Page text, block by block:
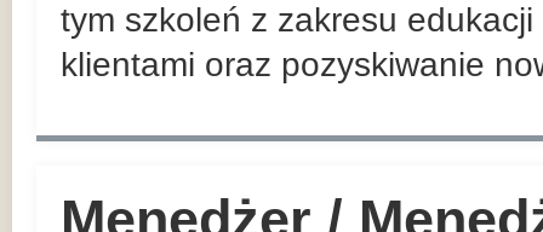
tym szkoleń z zakresu
klientami oraz pozyskiwanie
Menedżer /